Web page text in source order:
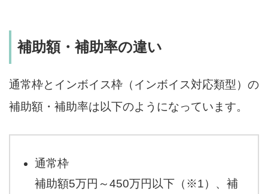
補助額・補助率の違い
通常枠とインボイス枠（インボイス対応類型）の
補助額・補助率は以下のようになっています。
通常枠
補助額5万円～450万円以下（※1）、補